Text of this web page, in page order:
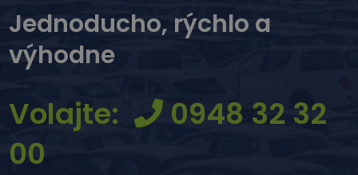
Jednoducho, rýchlo a
výhodne
Volajte:
0948 32 32
00